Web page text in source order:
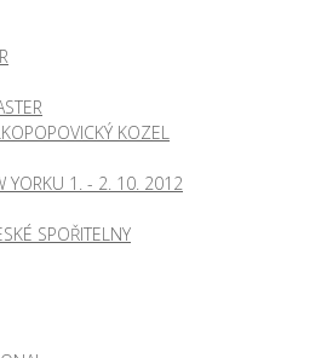
KOZEL
YORKU 1. - 2. 10. 2012
SPOŘITELNY